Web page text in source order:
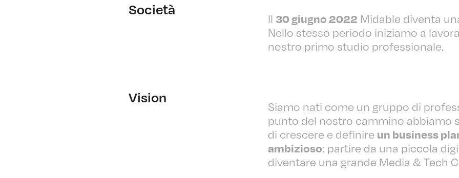
Società
Il 30 giugno 2022 Midable diventa
Nello stesso periodo iniziamo a
nostro primo studio professionale.
Vision
Siamo nati come un gruppo di
punto del nostro cammino abbiamo
di crescere e definire un business
ambizioso: partire da una piccola
diventare una grande Media & Tech